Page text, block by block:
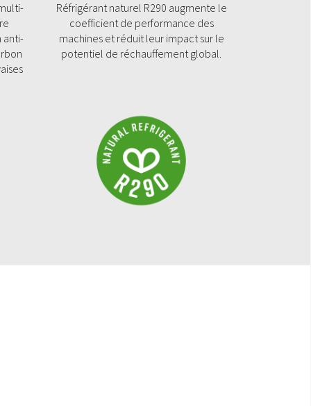
anti-
Réfrigérant naturel R290 augmente le
coefficient de performance des
machines et réduit leur impact sur le
potentiel de réchauffement global.